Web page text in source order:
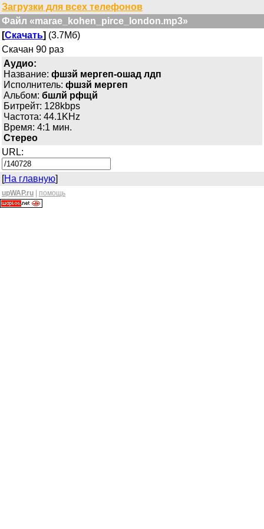
Загрузки для всех телефонов
Файл «marae_kohen_pirce_london.mp3»
[Скачать] (3.7Мб)
Скачан 90 раз
Аудио:
Название: фшзй мергеп-ошад лдп
Исполнитель: фшзй мергеп
Альбом: бшлй рфщй
Битрейт: 128kbps
Частота: 44.1KHz
Время: 4:1 мин.
Стерео
URL:
[На главную]
upWAP.ru помощь